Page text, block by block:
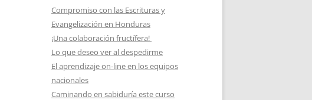
Compromiso con las Escrituras y
Evangelización en Honduras
¡Una colaboración fructífera!
Lo que deseo ver al despedirme
El aprendizaje on-line en los equipos
nacionales
Caminando en sabiduría este curso